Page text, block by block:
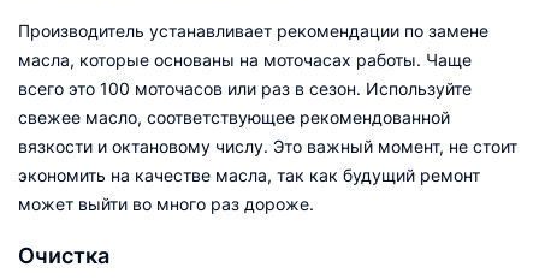
Производитель устанавливает рекомендации по замене
масла, которые основаны на моточасах работы. Чаще
всего это 100 моточасов или раз в сезон. Используйте
свежее масло, соответствующее рекомендованной
вязкости и октановому числу. Это важный момент, не стоит
экономить на качестве масла, так как будущий ремонт
может выйти во много раз дороже.
Очистка